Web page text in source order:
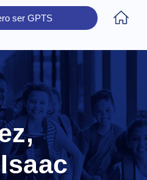
ser GPTS